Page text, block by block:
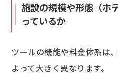
施設の規模や形態（ホ
っているか
ツールの機能や料金体系は
よって大きく異なります。